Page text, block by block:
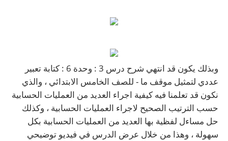
وبذلك يكون قد انتهي شرح درس 3 : وحدة 6 : كتابة تعبير
عددي لتمثيل موقف ما - للصف الخامس الابتدائي ، والذي
نكون قد تعلمنا فيه كيفية اجراء العديد من العمليات الحسابية
حسب الترتيب الصحيح لاجراء العمليات الحسابية ، وكذلك
حل مساءل لفظية بها العديد من العمليات الحسابية بكل
سهولة ، وهذا من خلال عرض الدرس في فيديو توضيحي